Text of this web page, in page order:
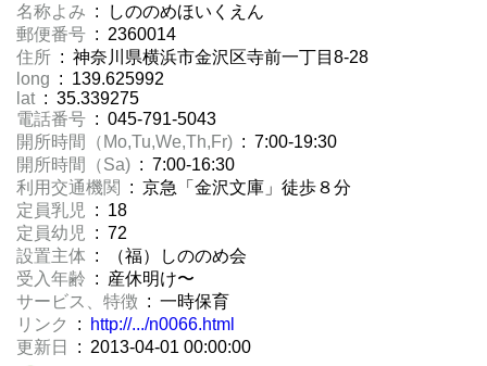
名称よみ : しののめほいくえん
郵便番号 : 2360014
住所 : 神奈川県横浜市金沢区寺前一丁目8-28
long : 139.625992
lat : 35.339275
電話番号 : 045-791-5043
開所時間（Mo,Tu,We,Th,Fr) : 7:00-19:30
開所時間（Sa) : 7:00-16:30
利用交通機関
: 京急「金沢文庫」徒歩８分
定員乳児
: 18
定員幼児
: 72
設置主体 : （福）しののめ会
受入年齢 : 産休明け〜
サービス、特徴 : 一時保育
リンク
:
http://.../n0066.html
更新日
: 2013-04-01 00:00:00